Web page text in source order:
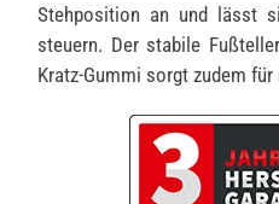
Stehposition an und lässt
steuern. Der stabile
Kratz-Gummi sorgt zudem